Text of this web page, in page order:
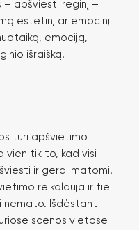
– apšviesti reginį –
estetinį ar emocinį
emociją,
išraišką.
turi apšvietimo
vien tik to, kad visi
ir gerai matomi.
reikalauja ir tie
nemato. Išdėstant
scenos vietose